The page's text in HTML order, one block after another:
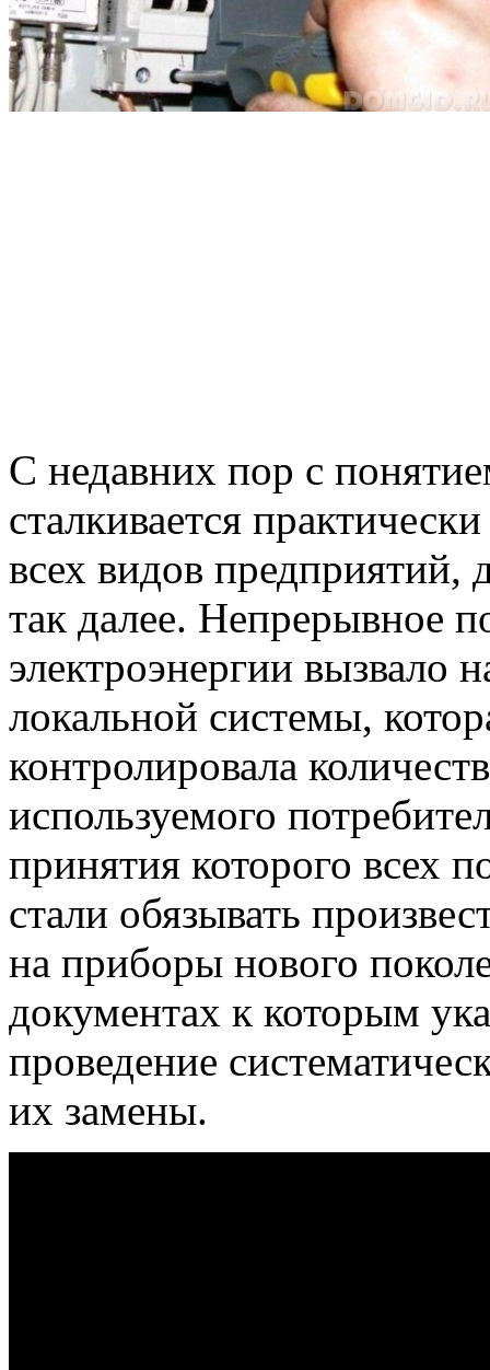
С недавних пор с
сталкивается
всех видов предприятий,
так далее. Непрерывное
электроэнергии вызвало
локальной системы,
контролировала
используемого
принятия которого всех
стали обязывать
на приборы нового
документах к которым
проведение
их замены.